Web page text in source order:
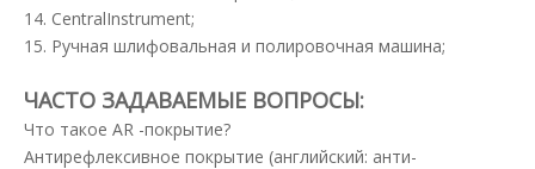
14. CentralInstrument;
15. Ручная шлифовальная и полировочная машина;
ЧАСТО ЗАДАВАЕМЫЕ ВОПРОСЫ:
Что такое AR -покрытие?
Антирефлексивное покрытие (английский: анти-